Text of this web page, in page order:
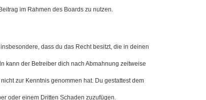
im Rahmen des Boards zu nutzen.
dass du das Recht besitzt, die in deinen
kann der Betreiber dich nach Abmahnung zeitweise
zur Kenntnis genommen hat. Du gestattest dem
oder einem Dritten Schaden zuzufügen.